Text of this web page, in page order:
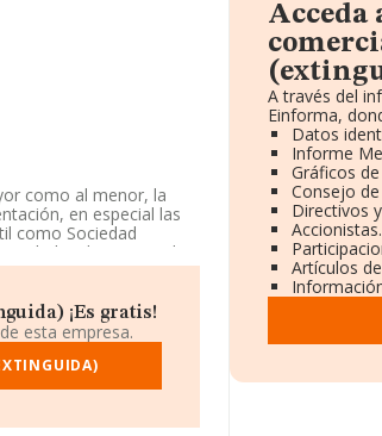
como al menor, la
en especial las
como Sociedad
de apoyo a las
y exportadora.
en el ebitda entre el
y su correo es
se encuentra en
¡Es gratis!
esta empresa.
Acceda
A través del
Einforma,
Datos
Informe
Gráficos
Consejo
Directivos
Accionistas.
Artículos